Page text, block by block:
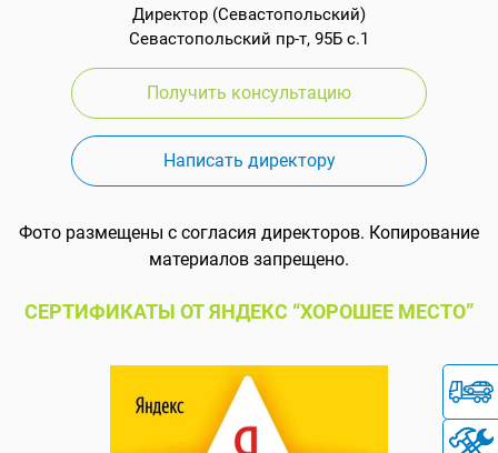
Директор (Севастопольский)
Севастопольский пр-т, 95Б с.1
Получить консультацию
Написать директору
Фото размещены с согласия директоров. Копирование
материалов запрещено.
СЕРТИФИКАТЫ ОТ ЯНДЕКС “ХОРОШЕЕ МЕСТО”